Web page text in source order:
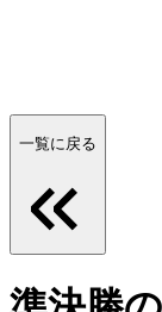
一覧に戻る